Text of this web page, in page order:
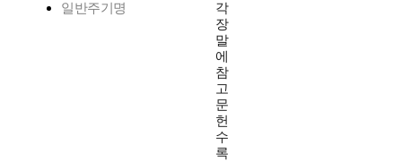
일반주기명
각
장
말
에
참
고
문
헌
수
록